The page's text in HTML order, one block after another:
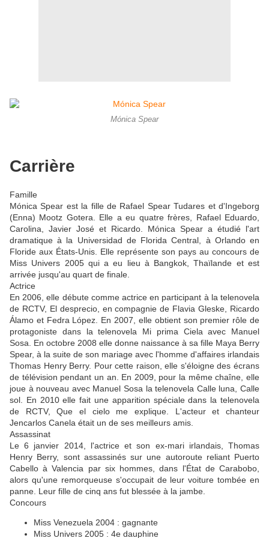
Mónica Spear
Carrière
Famille
Mónica Spear est la fille de Rafael Spear Tudares et d'Ingeborg
(Enna) Mootz Gotera. Elle a eu quatre frères, Rafael Eduardo,
Carolina, Javier José et Ricardo. Mónica Spear a étudié l'art
dramatique à la Universidad de Florida Central, à Orlando en
Floride aux États-Unis. Elle représente son pays au concours de
Miss Univers 2005 qui a eu lieu à Bangkok, Thaïlande et est
arrivée jusqu'au quart de finale.
Actrice
En 2006, elle débute comme actrice en participant à la telenovela
de RCTV, El desprecio, en compagnie de Flavia Gleske, Ricardo
Álamo et Fedra López. En 2007, elle obtient son premier rôle de
protagoniste dans la telenovela Mi prima Ciela avec Manuel
Sosa. En octobre 2008 elle donne naissance à sa fille Maya Berry
Spear, à la suite de son mariage avec l'homme d'affaires irlandais
Thomas Henry Berry. Pour cette raison, elle s'éloigne des écrans
de télévision pendant un an. En 2009, pour la même chaîne, elle
joue à nouveau avec Manuel Sosa la telenovela Calle luna, Calle
sol. En 2010 elle fait une apparition spéciale dans la telenovela
de RCTV, Que el cielo me explique. L'acteur et chanteur
Jencarlos Canela était un de ses meilleurs amis.
Assassinat
Le 6 janvier 2014, l'actrice et son ex-mari irlandais, Thomas
Henry Berry, sont assassinés sur une autoroute reliant Puerto
Cabello à Valencia par six hommes, dans l'État de Carabobo,
alors qu'une remorqueuse s'occupait de leur voiture tombée en
panne. Leur fille de cinq ans fut blessée à la jambe.
Concours
Miss Venezuela 2004 : gagnante
Miss Univers 2005 : 4e dauphine